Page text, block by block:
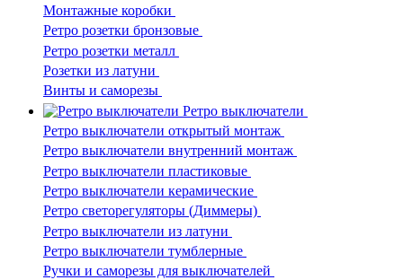
Монтажные коробки
Ретро розетки бронзовые
Ретро розетки металл
Розетки из латуни
Винты и саморезы
Ретро выключатели
Ретро выключатели открытый монтаж
Ретро выключатели внутренний монтаж
Ретро выключатели пластиковые
Ретро выключатели керамические
Ретро светорегуляторы (Диммеры)
Ретро выключатели из латуни
Ретро выключатели тумблерные
Ручки и саморезы для выключателей